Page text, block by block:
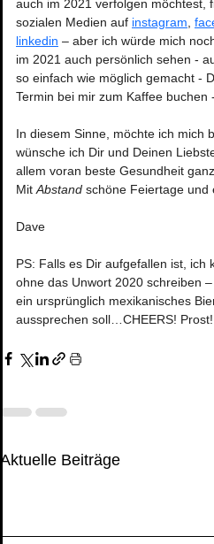
auch im 2021 verfolgen möchtest,
sozialen Medien auf instagram
linkedin – aber ich würde mich
im 2021 auch persönlich sehen -
so einfach wie möglich gemacht -
Termin bei mir zum Kaffee buchen
In diesem Sinne, möchte ich mich
wünsche ich Dir und Deinen
allem voran beste Gesundheit
Mit Abstand schöne Feiertage und
Dave
PS: Falls es Dir aufgefallen ist, ich
ohne das Unwort 2020 schreiben
ein ursprünglich mexikanisches
aussprechen soll…CHEERS!
Aktuelle Beiträge